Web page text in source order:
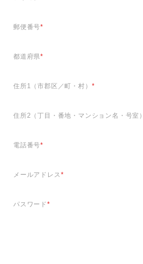
郵便番号*
都道府県*
住所1（市郡区／町・村） *
住所2（丁目・番地・マンション名・号室）
電話番号*
メールアドレス *
パスワード *